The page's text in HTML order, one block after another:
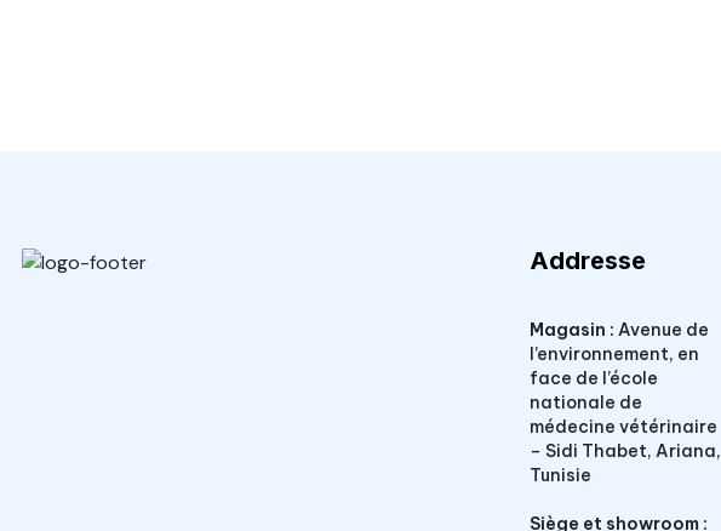
Addresse
Magasin : Avenue de
l’environnement, en
face de l’école
nationale de
médecine vétérinaire
– Sidi Thabet, Ariana,
Tunisie
Siège et showroom :